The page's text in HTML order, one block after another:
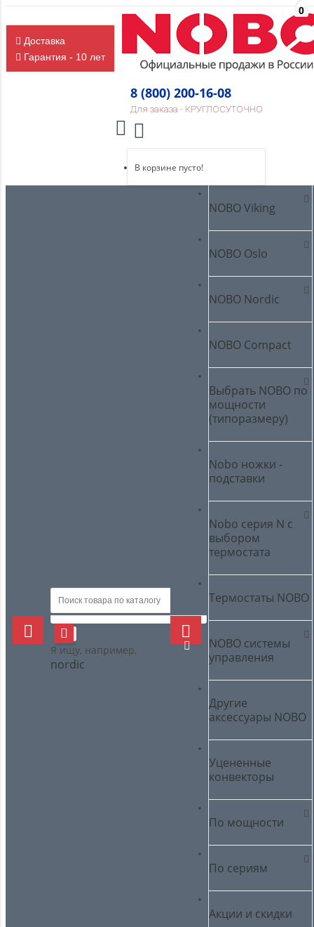
Доставка
Гарантия - 10 лет
8 (800) 200-16-08
Для заказа - КРУГЛОСУТОЧНО
0
В корзине пусто!
Я ищу, например,
nordic
NOBO Viking
NOBO Oslo
NOBO Nordic
NOBO Compact
Выбрать NOBO по
мощности
(типоразмеру)
Nobo ножки -
подставки
Nobo серия N с
выбором
термостата
Термостаты NOBO
NOBO cистемы
управления
Другие
аксессуары NOBO
Уцененные
конвекторы
По мощности
По сериям
Акции и скидки